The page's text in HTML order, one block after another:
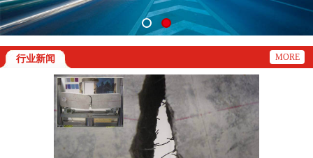
行业新闻 MORE